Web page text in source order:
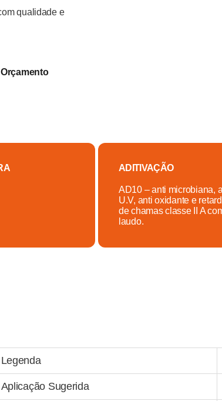
qualidade e
Orçamento
ADITIVAÇÃO
AD10 – anti microbiana,
U.V, anti oxidante e
de chamas classe II A
laudo.
Legenda
Aplicação Sugerida